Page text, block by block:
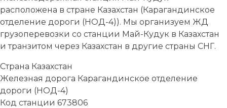
расположена в стране Казахстан (Карагандинское
отделение дороги (НОД-4)). Мы организуем ЖД
грузоперевозки со станции Май-Кудук в Казахстан
и транзитом через Казахстан в другие страны СНГ.
Страна Казахстан
Железная дорога Карагандинское отделение
дороги (НОД-4)
Код станции 673806